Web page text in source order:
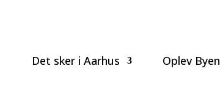
Det sker i Aarhus Oplev Byen